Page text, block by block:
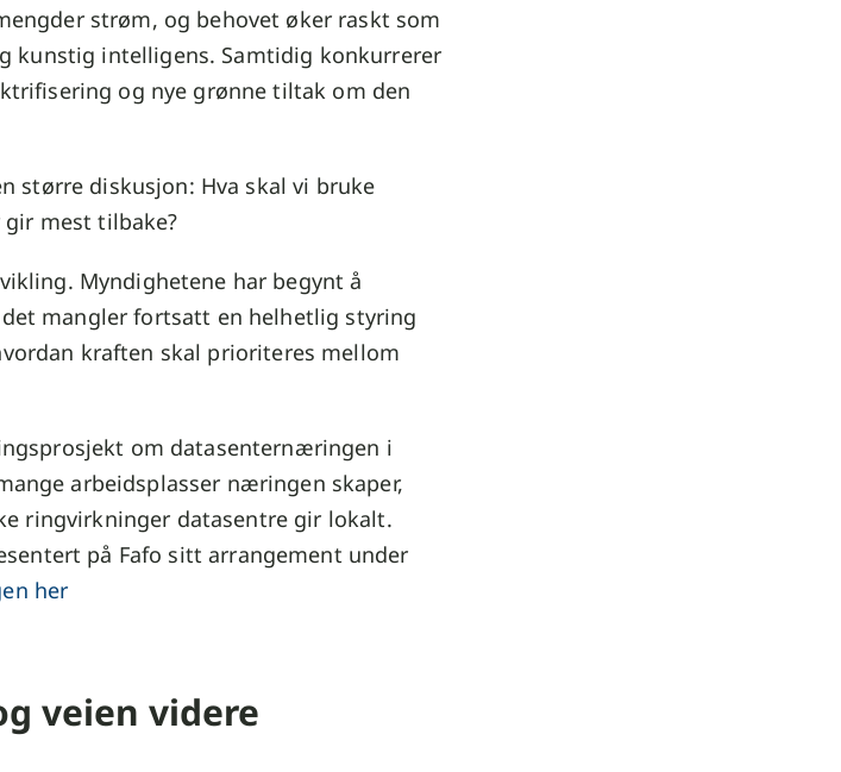
strøm, og behovet øker raskt som
kunstig intelligens. Samtidig konkurrerer
og nye grønne tiltak om den
større diskusjon: Hva skal vi bruke
mest tilbake?
Myndighetene har begynt å
mangler fortsatt en helhetlig styring
kraften skal prioriteres mellom
om datasenternæringen i
arbeidsplasser næringen skaper,
ringvirkninger datasentre gir lokalt.
på Fafo sitt arrangement under
her
veien videre